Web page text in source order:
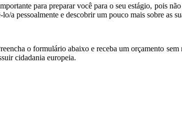
para preparar você para o seu estágio, pois
a pessoalmente e descobrir um pouco mais sobre as
o formulário abaixo e receba um orçamento
cidadania europeia.